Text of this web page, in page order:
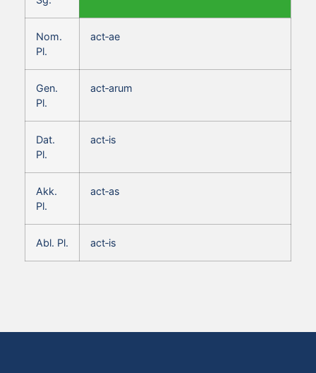
Nom.
Pl.
act‑ae
Gen.
Pl.
act‑arum
Dat.
Pl.
act‑is
Akk.
Pl.
act‑as
Abl. Pl. act‑is